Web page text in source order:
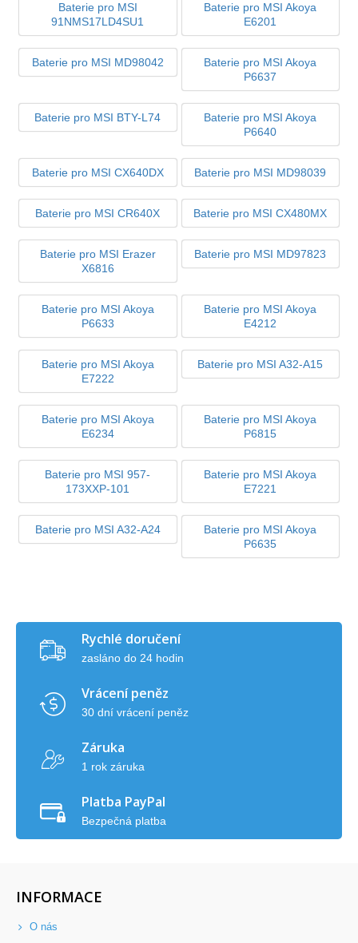
Baterie pro MSI
91NMS17LD4SU1
Baterie pro MSI Akoya
E6201
Baterie pro MSI MD98042
Baterie pro MSI Akoya
P6637
Baterie pro MSI BTY-L74
Baterie pro MSI Akoya
P6640
Baterie pro MSI CX640DX Baterie pro MSI MD98039
Baterie pro MSI CR640X Baterie pro MSI CX480MX
Baterie pro MSI Erazer
X6816
Baterie pro MSI MD97823
Baterie pro MSI Akoya
P6633
Baterie pro MSI Akoya
E4212
Baterie pro MSI Akoya
E7222
Baterie pro MSI A32-A15
Baterie pro MSI Akoya
E6234
Baterie pro MSI Akoya
P6815
Baterie pro MSI 957-
173XXP-101
Baterie pro MSI Akoya
E7221
Baterie pro MSI A32-A24
Baterie pro MSI Akoya
P6635
Rychlé doručení
zasláno do 24 hodin
Vrácení peněz
30 dní vrácení peněz
Záruka
1 rok záruka
Platba PayPal
Bezpečná platba
INFORMACE
O nás